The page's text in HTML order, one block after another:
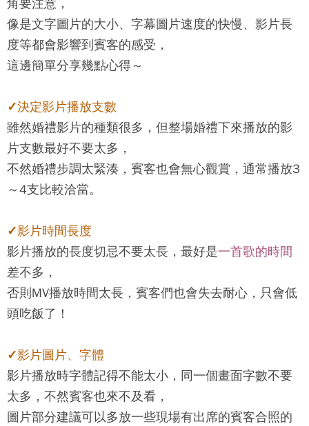
角要注意，
像是文字圖片的大小、字幕圖片速度的快慢、影片長
度等都會影響到賓客的感受，
這邊簡單分享幾點心得～
✓決定影片播放支數
雖然婚禮影片的種類很多，但整場婚禮下來播放的影
片支數最好不要太多，
不然婚禮步調太緊湊，賓客也會無心觀賞，通常播放3
～4支比較洽當。
✓影片時間長度
影片播放的長度切忌不要太長，最好是一首歌的時間
差不多，
否則MV播放時間太長，賓客們也會失去耐心，只會低
頭吃飯了！
✓影片圖片、字體
影片播放時字體記得不能太小，同一個畫面字數不要
太多，不然賓客也來不及看，
圖片部分建議可以多放一些現場有出席的賓客合照的